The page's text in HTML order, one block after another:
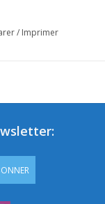
/ Imprimer